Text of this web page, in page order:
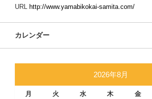
URL http://www.yamabikokai-samita.com/
カレンダー
2026年8月
月 火 水 木 金